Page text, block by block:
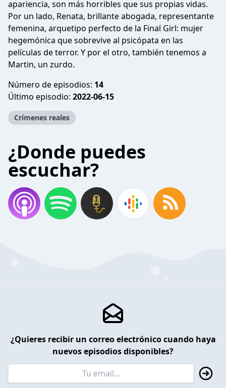
apariencia, son más horribles que sus propias vidas.
Por un lado, Renata, brillante abogada, representante
femenina, arquetipo perfecto de la Final Girl: mujer
hegemónica que sobrevive al psicópata en las
películas de terror. Y por el otro, también tenemos a
Martin, un zurdo.
Número de episodios: 14
Último episodio: 2022-06-15
Crímenes reales
¿Donde puedes
escuchar?
¿Quieres recibir un correo electrónico cuando haya
nuevos episodios disponibles?